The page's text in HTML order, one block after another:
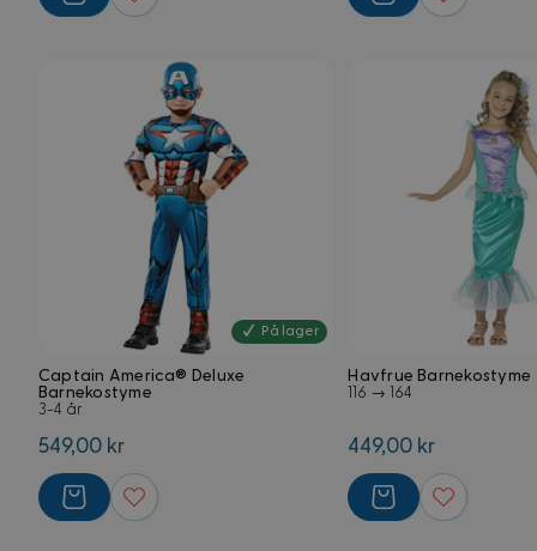
På lager
Captain America® Deluxe
Barnekostyme
3-4 år
549,00 kr
Havfrue Barnekostyme
116 → 164
449,00 kr
external_no_cache
CookieScriptConsent
_ga_5RPMGND0V6
Navn
Navn
FPLC